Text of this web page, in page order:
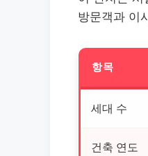
방문객과 이
항목
세대 수
건축 연도